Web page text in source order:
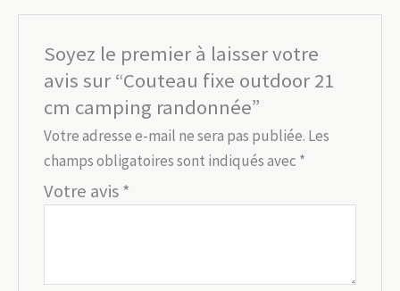
Soyez le premier à laisser votre
avis sur “Couteau fixe outdoor 21
cm camping randonnée”
Votre adresse e-mail ne sera pas publiée. Les
champs obligatoires sont indiqués avec *
Votre avis*